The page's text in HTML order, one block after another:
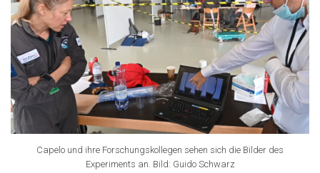
Capelo und ihre Forschungskollegen sehen sich die Bilder des
Experiments an. Bild: Guido Schwarz